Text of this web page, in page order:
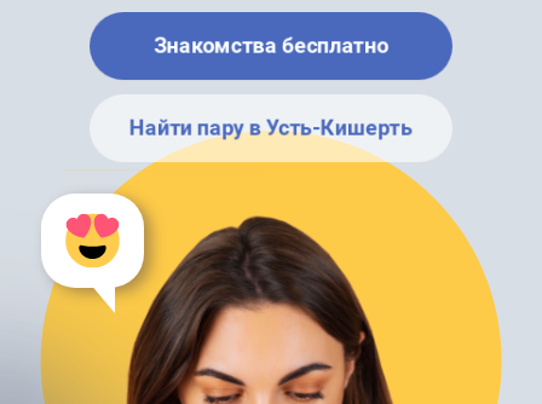
Знакомства бесплатно
Найти пару в Усть-Кишерть